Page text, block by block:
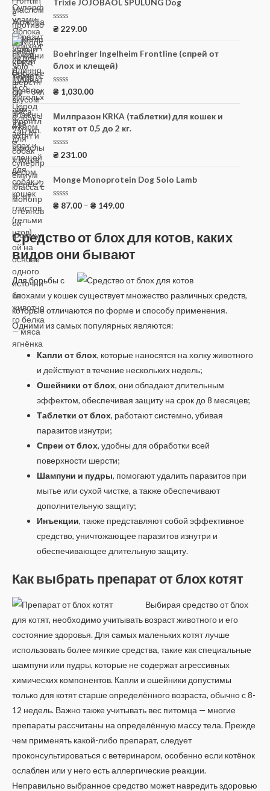
к
а
0
и
Trixie JOJOBAÖL SPULUNG Dog
О
н
к
а
и
з
₴ 229.00
Boehringer Ingelheim Frontline (спрей от
блох и клещей)
О
н
к
а
0
и
з
₴ 1,030.00
Милпразон KRKA (таблетки) для кошек и
котят от 0,5 до 2 кг.
О
н
к
а
0
и
₴ 231.00
Monge Monoprotein Dog Solo Lamb
О
к
а
0
и
₴ 87.00 –₴ 149.00
Средство от блох для котов, каких
видов они бывают
Для борьбы с
блохами у кошек существует множество различных средств,
которые отличаются по форме и способу применения.
Одними из самых популярных являются:
Капли от блох, которые наносятся на холку животного
и действуют в течение нескольких недель;
Ошейники от блох, они обладают длительным
эффектом, обеспечивая защиту на срок до 8 месяцев;
Таблетки от блох, работают системно, убивая
паразитов изнутри;
Спреи от блох, удобны для обработки всей
поверхности шерсти;
Шампуни и пудры, помогают удалить паразитов при
мытье или сухой чистке, а также обеспечивают
дополнительную защиту;
Инъекции, также представляют собой эффективное
средство, уничтожающее паразитов изнутри и
обеспечивающее длительную защиту.
Как выбрать препарат от блох котят
Выбирая средство от блох
для котят, необходимо учитывать возраст животного и его
состояние здоровья. Для самых маленьких котят лучше
использовать более мягкие средства, такие как специальные
шампуни или пудры, которые не содержат агрессивных
химических компонентов. Капли и ошейники допустимы
только для котят старше определённого возраста, обычно с 8-
12 недель. Важно также учитывать вес питомца — многие
препараты рассчитаны на определённую массу тела. Прежде
чем применять какой-либо препарат, следует
проконсультироваться с ветеринаром, особенно если котёнок
ослаблен или у него есть аллергические реакции.
Неправильно выбранное средство может навредить здоровью